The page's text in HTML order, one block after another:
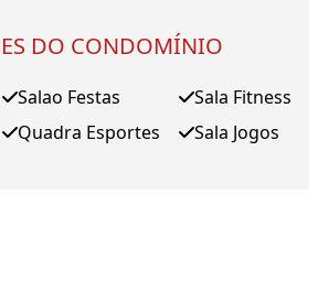
DO CONDOMÍNIO
Salao Festas
Quadra Esportes
Sala Fitness
Sala Jogos